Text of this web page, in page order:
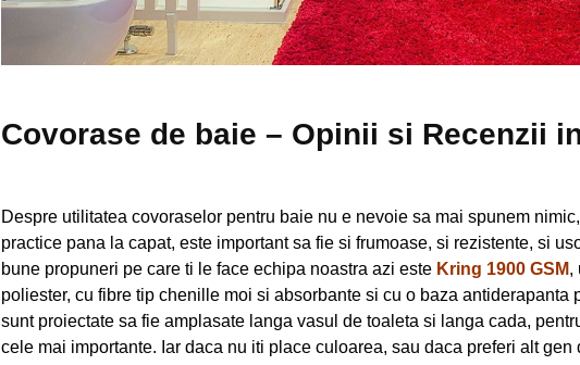
Covorase de baie – Opinii si Recenzii
Despre utilitatea covoraselor pentru baie nu e nevoie sa mai spunem
practice pana la capat, este important sa fie si frumoase, si rezistente, si
bune propuneri pe care ti le face echipa noastra azi este Kring 1900 GSM,
poliester, cu fibre tip chenille moi si absorbante si cu o baza antiderapanta
sunt proiectate sa fie amplasate langa vasul de toaleta si langa cada,
cele mai importante. Iar daca nu iti place culoarea, sau daca preferi alt gen